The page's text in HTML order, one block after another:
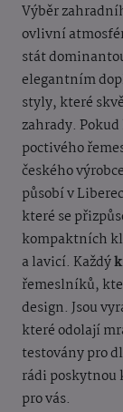
Výběr
ovlivní
stát
elegantním
styly, které
zahrady.
poctivého
českého
působí v
které se
kompaktních
a lavicí. Každý
řemeslníků,
design. Jsou
které odolají
testovány pro
rádi poskytnou
pro vás.